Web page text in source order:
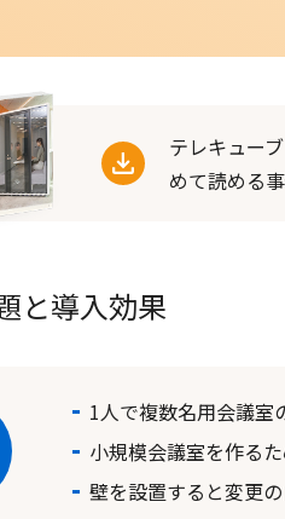
テレキュー
めて読める
と導入効果
1人で複数名用会議室
小規模会議室を作る
壁を設置すると変更